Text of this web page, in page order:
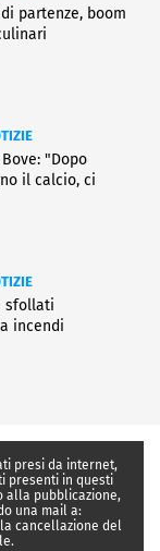
partenze, boom
"Dopo
il calcio, ci
sfollati
incendi
presi da internet,
presenti in questi
alla pubblicazione,
una mail a:
cancellazione del